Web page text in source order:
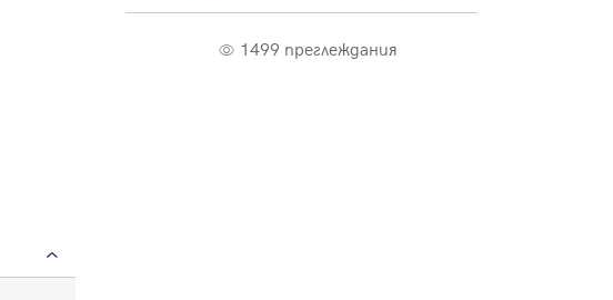
1499 преглеждания